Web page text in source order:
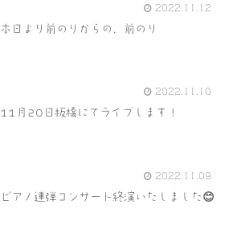
2022.11.12
本日より前のりからの、前のり
2022.11.10
11月20日板橋にてライブします！
2022.11.09
ピアノ連弾コンサート終演いたしました😊